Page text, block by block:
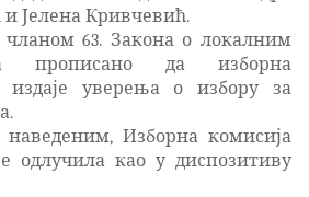
Јелена Кривчевић.
чланом 63. Закона о локалним
прописано да изборна
издаје уверења о избору за
наведеним, Изборна комисија
одлучила као у диспозитиву